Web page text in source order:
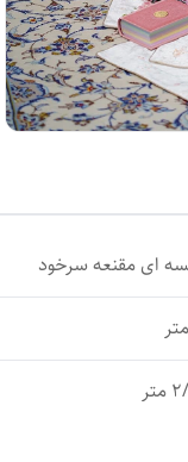
ای مقنعه سرخود